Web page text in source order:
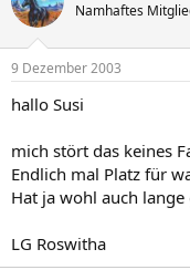
Namhaftes
9 Dezember 2003
hallo Susi
mich stört das keines
Endlich mal Platz für
Hat ja wohl auch
LG Roswitha